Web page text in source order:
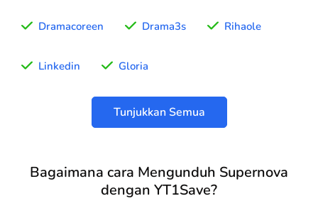
Dramacoreen Drama3s Rihaole
Linkedin Gloria
Tunjukkan Semua
Bagaimana cara Mengunduh Supernova
dengan YT1Save?